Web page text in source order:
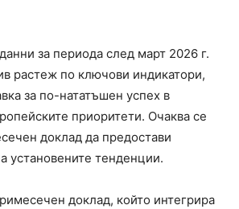
за периода след март 2026 г.
растеж по ключови индикатори,
за по-нататъшен успех в
приоритети. Очаква се
доклад да предостави
установените тенденции.
доклад, който интегрира